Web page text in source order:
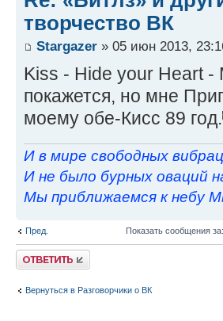
творчество ВК
Stargazer » 05 июн 2013,
Kiss - Hide your Heart -
покажется, но мне
моему обе-Кисс 89 год.
И в мире свободных
И не было бурных оваций
Мы приближаемся к небу
Пред. Показать сообщения за:
Ответить
Вернуться в Разговорчики о ВК